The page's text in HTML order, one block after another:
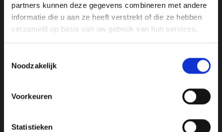
partners kunnen deze gegevens combineren met andere
informatie die u aan ze heeft verstrekt of die ze hebben
verzameld op basis van uw gebruik van hun services.
Noodzakelijk
Voorkeuren
Statistieken
Maandag, Dinsdag, Donderdag, Vrijdag: 12:00 – 17:00
Klantenservice
Mijn account